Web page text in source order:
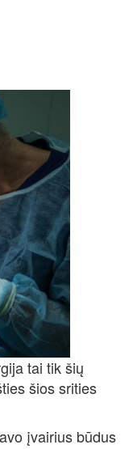
tai tik šių
šios srities
įvairius būdus